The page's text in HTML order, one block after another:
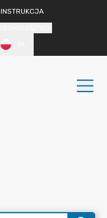
INSTRUKCJA